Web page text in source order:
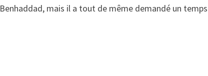
mais il a tout de même demandé un